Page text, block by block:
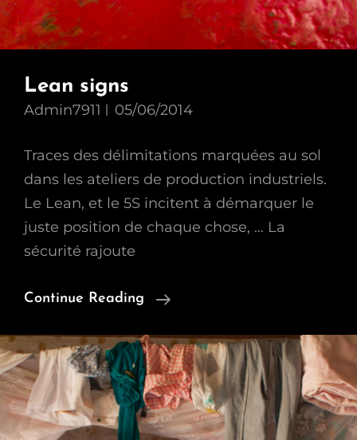
Lean signs
Admin7911 05/06/2014
Traces des délimitations marquées au sol
dans les ateliers de production industriels.
Le Lean, et le 5S incitent à démarquer le
juste position de chaque chose, … La
sécurité rajoute
Continue Reading
Lean